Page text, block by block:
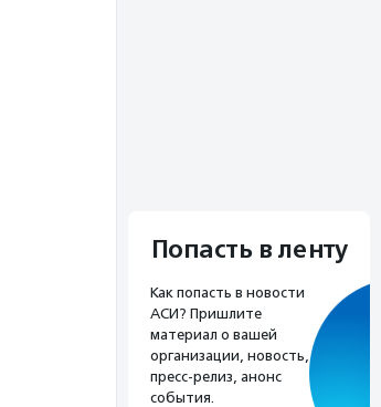
Попасть в ленту
Как попасть в новости
АСИ? Пришлите
материал о вашей
организации, новость,
пресс-релиз, анонс
события.